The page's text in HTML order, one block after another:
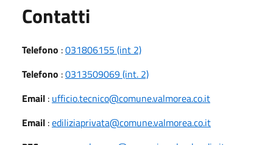
Contatti
Telefono :031806155 (int 2)
Telefono :0313509069 (int. 2)
Email : ufficio.tecnico@comune.valmorea.co.it
Email :ediliziaprivata@comune.valmorea.co.it